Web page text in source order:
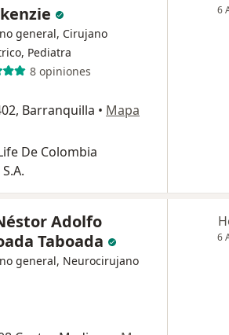
general, Cirujano
Pediatra
8 opiniones
Barranquilla • Mapa
De Colombia
6
Adolfo
Taboada
general, Neurocirujano
6